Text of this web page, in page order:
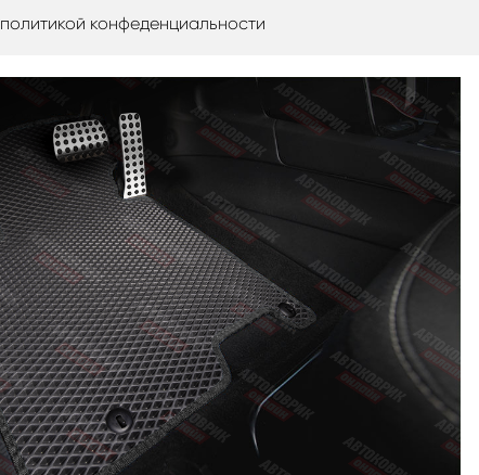
политикой конфеденциальности